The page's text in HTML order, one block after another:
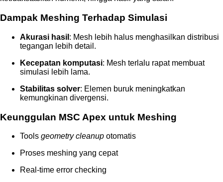
Dampak Meshing Terhadap Simulasi
Akurasi hasil : Mesh lebih halus menghasilkan distribusi
tegangan lebih detail.
Kecepatan komputasi: Mesh terlalu rapat membuat
simulasi lebih lama.
Stabilitas solver: Elemen buruk meningkatkan
kemungkinan divergensi.
Keunggulan MSC Apex untuk Meshing
Tools geometry cleanup otomatis
Proses meshing yang cepat
Real-time error checking